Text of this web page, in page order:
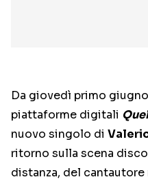
Da giovedì primo
piattaforme digitali
nuovo singolo di
ritorno sulla scena
distanza, del